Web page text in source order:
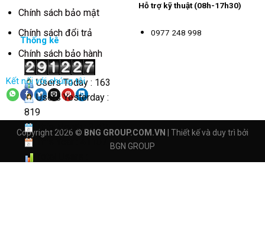
Chính sách bảo mật
Chính sách đổi trả
Chính sách bảo hành
Kết nối với chúng tôi
Hỗ trợ kỹ thuật (08h-17h30)
0977 248 998
Thống kê
Users Today : 163
Users Yesterday :
819
This Month : 3784
Copyright 2026 © BNG GROUP.COM.VN
| Thiết kế và duy trì bởi
BGN GROUP